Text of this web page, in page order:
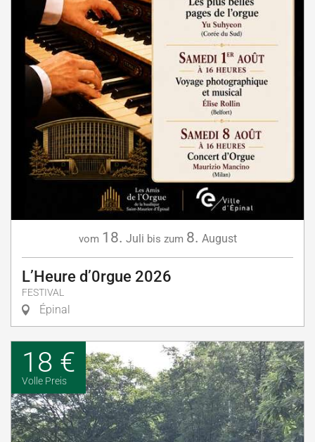
vom 18. Juli bis zum 8. August
L’Heure d’0rgue 2026
FESTIVAL
Épinal
18 €
Volle Preis